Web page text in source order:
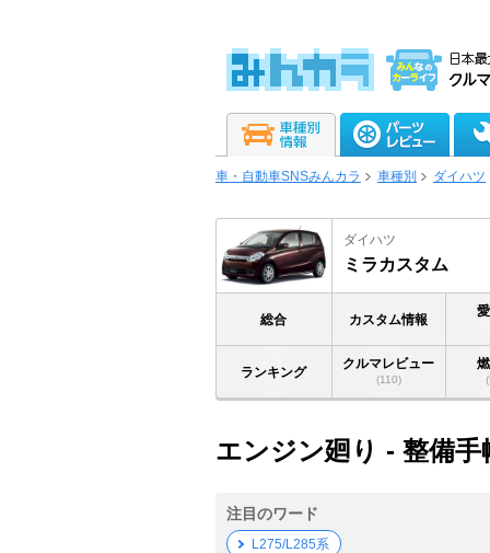
車・自動車SNSみんカラ 車種別 ダイハツ
ダイハツ
ミラカスタム
総合 カスタム情報
ランキング
クルマレビュー
(110)
エンジン廻り - 整備手
注目のワード
L275/L285系